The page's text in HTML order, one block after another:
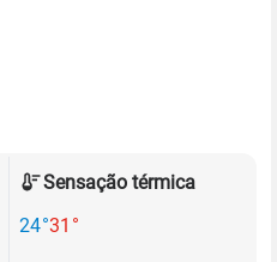
Sensação térmica
24°31°